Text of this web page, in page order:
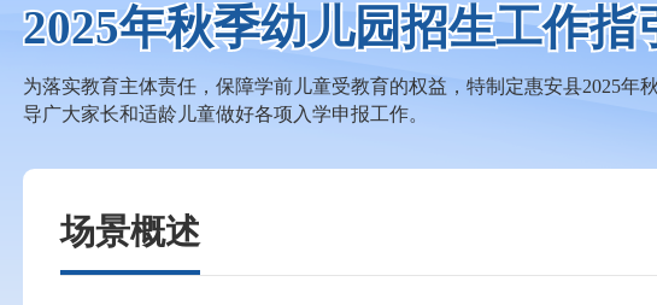
2025年秋季幼儿园招生工作指
为落实教育主体责任，保障学前儿童受教育的权益，特制定惠安县2025年
导广大家长和适龄儿童做好各项入学申报工作。
场景概述